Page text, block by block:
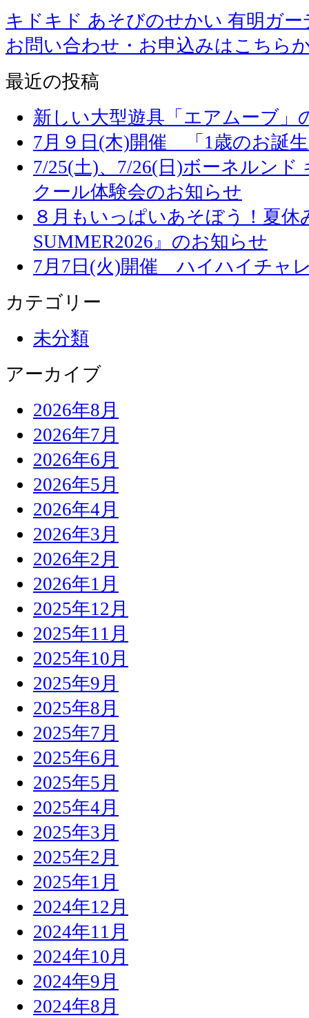
キドキド あそびのせかい 有明ガー
お問い合わせ・お申込みはこちら
最近の投稿
新しい大型遊具「エアムーブ」
7月９日(木)開催 「1歳のお誕
7/25(土)、7/26(日)ボーネルン
クール体験会のお知らせ
８月もいっぱいあそぼう！夏
SUMMER2026』のお知らせ
7月7日(火)開催 ハイハイチャ
カテゴリー
未分類
アーカイブ
2026年8月
2026年7月
2026年6月
2026年5月
2026年4月
2026年3月
2026年2月
2026年1月
2025年12月
2025年11月
2025年10月
2025年9月
2025年8月
2025年7月
2025年6月
2025年5月
2025年4月
2025年3月
2025年2月
2025年1月
2024年12月
2024年11月
2024年10月
2024年9月
2024年8月